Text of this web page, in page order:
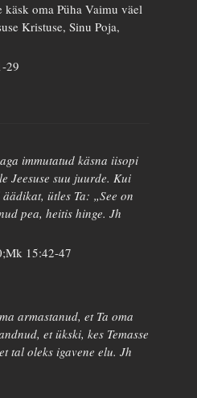
käsk oma Püha Vaimu väel
Kristuse, Sinu Poja,
29
immutatud käsna iisopi
Jeesuse suu juurde. Kui
ütles Ta: „See on
pea, heitis hinge. Jh
15:42-47
armastanud, et Ta oma
et ükski, kes Temasse
tal oleks igavene elu. Jh